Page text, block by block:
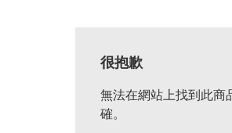
很抱歉
無法在網站上找到此商
確。